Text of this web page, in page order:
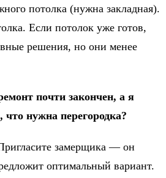
потолка (нужна закладная).
Если потолок уже готов,
решения, но они менее
почти закончен, а я
что нужна перегородка?
замерщика — он
оптимальный вариант.